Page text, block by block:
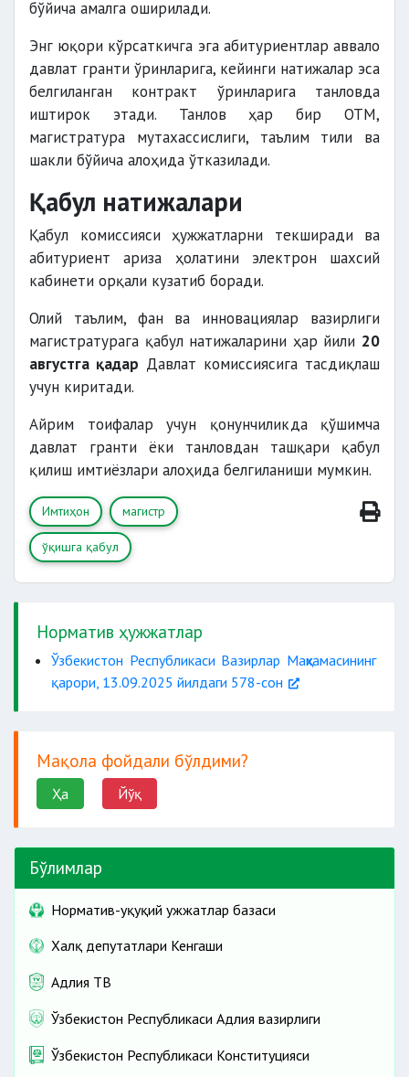
бўйича амалга оширилади.
Энг юқори кўрсаткичга эга абитуриентлар аввало
давлат гранти ўринларига, кейинги натижалар эса
белгиланган контракт ўринларига танловда
иштирок этади. Танлов ҳар бир ОТМ,
магистратура мутахассислиги, таълим тили ва
шакли бўйича алоҳида ўтказилади.
Қабул натижалари
Қабул комиссияси ҳужжатларни текширади ва
абитуриент ариза ҳолатини электрон шахсий
кабинети орқали кузатиб боради.
Олий таълим, фан ва инновациялар вазирлиги
магистратурага қабул натижаларини ҳар йили 20
августга қадар Давлат комиссиясига тасдиқлаш
учун киритади.
Айрим тоифалар учун қонунчиликда қўшимча
давлат гранти ёки танловдан ташқари қабул
қилиш имтиёзлари алоҳида белгиланиши мумкин.
Имтиҳон магистр
ўқишга қабул
Норматив ҳужжатлар
Ўзбекистон Республикаси Вазирлар Маҳкамасининг
қарори, 13.09.2025 йилдаги 578-сон
Мақола фойдали бўлдими?
Ҳа Йўқ
Бўлимлар
Норматив-ҳуқуқий ҳужжатлар базаси
Халқ депутатлари Кенгаши
Адлия ТВ
Ўзбекистон Республикаси Адлия вазирлиги
Ўзбекистон Республикаси Конституцияси